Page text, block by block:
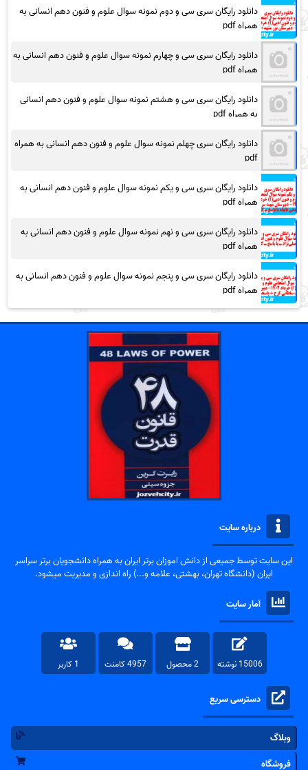
دانلود رایگان سری سی و دوم نمونه سوال علوم و فنون دهم انسانی به
همراه pdf
دانلود رایگان سری سی و چهارم نمونه سوال علوم و فنون دهم انسانی به
همراه pdf
دانلود رایگان سری سی و هشتم نمونه سوال علوم و فنون دهم انسانی
به همراه pdf
دانلود رایگان سری چهلم نمونه سوال علوم و فنون دهم انسانی به همراه
pdf
دانلود رایگان سری سی و یکم نمونه سوال علوم و فنون دهم انسانی به
همراه pdf
دانلود رایگان سری سی و نهم نمونه سوال علوم و فنون دهم انسانی به
همراه pdf
دانلود رایگان سری سی و پنجم نمونه سوال علوم و فنون دهم انسانی به
همراه pdf
درباره سایت
این سایت توسط جمیعی از دانش اموزان برتر ایران به همراه دانشجویان برتر سراسر
ایران (دانشگاه تهران، بهشتی، علامه و...) راه اندازی و مدیریت میشود.
آمار سایت
15006 نوشته 2 محصول 4957 کامنت 1 کاربر
دسترسی سریع
وبلاگ
فروشگاه